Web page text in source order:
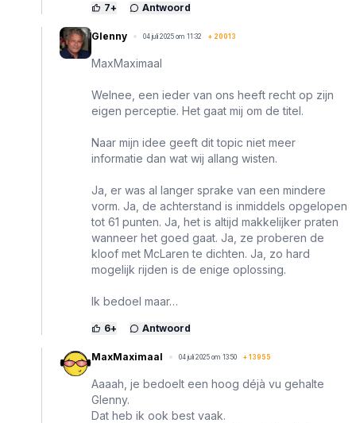
7+ Antwoord
Glenny 04 juli 2025 om 11:32 + 20013
MaxMaximaal
Welnee, een ieder van ons heeft recht op zijn
eigen perceptie. Het gaat mij om de titel.
Naar mijn idee geeft dit topic niet meer
informatie dan wat wij allang wisten.
Ja, er was al langer sprake van een mindere
vorm. Ja, de achterstand is inmiddels opgelopen
tot 61 punten. Ja, het is altijd makkelijker praten
wanneer het goed gaat. Ja, ze proberen de
kloof met McLaren te dichten. Ja, zo hard
mogelijk rijden is de enige oplossing.
Ik bedoel maar…
6+ Antwoord
MaxMaximaal 04 juli 2025 om 13:50 + 13955
Aaaah, je bedoelt een hoog déjà vu gehalte
Glenny.
Dat heb ik ook best vaak.